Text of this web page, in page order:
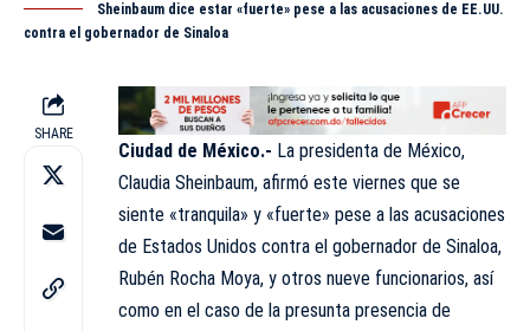
Sheinbaum dice estar «fuerte» pese a las acusaciones de EE.UU.
contra el gobernador de Sinaloa
SHARE
Ciudad de México.- La presidenta de México,
Claudia Sheinbaum, afirmó este viernes que se
siente «tranquila» y «fuerte» pese a las acusaciones
de Estados Unidos contra el gobernador de Sinaloa,
Rubén Rocha Moya, y otros nueve funcionarios, así
como en el caso de la presunta presencia de